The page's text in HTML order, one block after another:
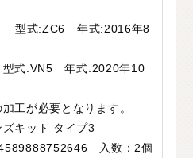
式:ZC6 年式:2016年8
式:VN5 年式:2020年10
工が必要となります。
キット タイプ3
入数：2個